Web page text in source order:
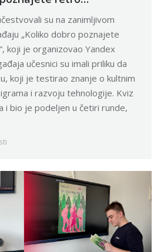
su na zanimljivom
„Koliko dobro poznajete
koji je organizovao Yandex
učesnici su imali priliku da
koji je testirao znanje o kultnim
i razvoju tehnologije. Kviz
i bio je podeljen u četiri runde,